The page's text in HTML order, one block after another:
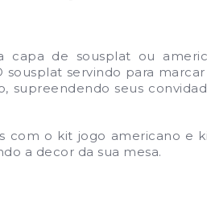
capa de sousplat ou
servindo para marcar
supreendendo seus
com o kit jogo americano e
a decor da sua mesa.